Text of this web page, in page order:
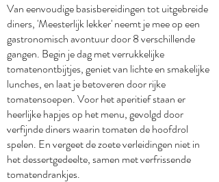
Van eenvoudige basisbereidingen tot uitgebreide
diners, 'Meesterlijk lekker' neemt je mee op een
gastronomisch avontuur door 8 verschillende
gangen. Begin je dag met verrukkelijke
tomatenontbijtjes, geniet van lichte en smakelijke
lunches, en laat je betoveren door rijke
tomatensoepen. Voor het aperitief staan er
heerlijke hapjes op het menu, gevolgd door
verfijnde diners waarin tomaten de hoofdrol
spelen. En vergeet de zoete verleidingen niet in
het dessertgedeelte, samen met verfrissende
tomatendrankjes.